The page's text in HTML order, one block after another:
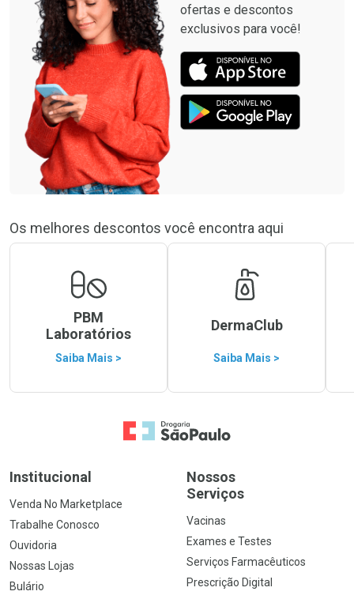
ofertas e descontos
exclusivos para você!
Os melhores descontos você encontra aqui
PBM
Laboratórios
Saiba Mais >
DermaClub
Saiba Mais >
Ir para a Home
Institucional
Venda No Marketplace
Trabalhe Conosco
Ouvidoria
Nossas Lojas
Bulário
Nossos
Serviços
Vacinas
Exames e Testes
Serviços Farmacêuticos
Prescrição Digital